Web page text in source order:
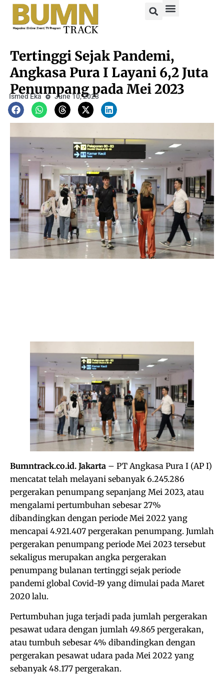
Tertinggi Sejak Pandemi,
Angkasa Pura I Layani 6,2 Juta
Penumpang pada Mei 2023
Ismed Eka June 10, 2023
Bumntrack.co.id. Jakarta – PT Angkasa Pura I (AP I)
mencatat telah melayani sebanyak 6.245.286
pergerakan penumpang sepanjang Mei 2023, atau
mengalami pertumbuhan sebesar 27%
dibandingkan dengan periode Mei 2022 yang
mencapai 4.921.407 pergerakan penumpang. Jumlah
pergerakan penumpang periode Mei 2023 tersebut
sekaligus merupakan angka pergerakan
penumpang bulanan tertinggi sejak periode
pandemi global Covid-19 yang dimulai pada Maret
2020 lalu.
Pertumbuhan juga terjadi pada jumlah pergerakan
pesawat udara dengan jumlah 49.865 pergerakan,
atau tumbuh sebesar 4% dibandingkan dengan
pergerakan pesawat udara pada Mei 2022 yang
sebanyak 48.177 pergerakan.